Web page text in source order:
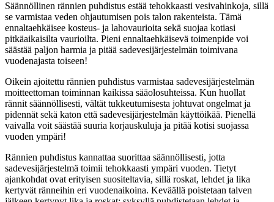
Säännöllinen rännien puhdistus estää tehokkaasti vesivahinkoja, sillä
se varmistaa veden ohjautumisen pois talon rakenteista. Tämä
ennaltaehkäisee kosteus- ja lahovaurioita sekä suojaa kotiasi
pitkäaikaisilta vaurioilta. Pieni ennaltaehkäisevä toimenpide voi
säästää paljon harmia ja pitää sadevesijärjestelmän toimivana
vuodenajasta toiseen!
Oikein ajoitettu rännien puhdistus varmistaa sadevesijärjestelmän
moitteettoman toiminnan kaikissa sääolosuhteissa. Kun huollat
rännit säännöllisesti, vältät tukkeutumisesta johtuvat ongelmat ja
pidennät sekä katon että sadevesijärjestelmän käyttöikää. Pienellä
vaivalla voit säästää suuria korjauskuluja ja pitää kotisi suojassa
vuoden ympäri!
Rännien puhdistus kannattaa suorittaa säännöllisesti, jotta
sadevesijärjestelmä toimii tehokkaasti ympäri vuoden. Tietyt
ajankohdat ovat erityisen suositeltavia, sillä roskat, lehdet ja lika
kertyvät ränneihin eri vuodenaikoina. Keväällä poistetaan talven